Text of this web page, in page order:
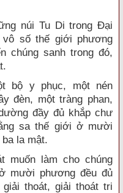
núi Tu Di trong Đại
số thế giới phương
chúng sanh trong đó,
bộ y phục, một nén
đèn, một tràng phan,
đầy đủ khắp chư
sa thế giới ở mười
la mật.
muốn làm cho chúng
mười phương đều đủ
thoát, giải thoát tri